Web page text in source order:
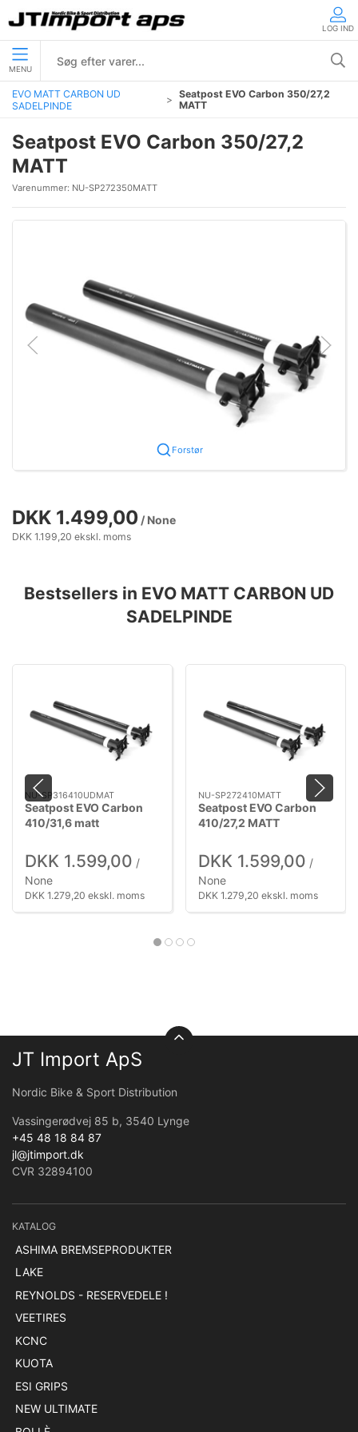
LOG IND
MENU
EVO MATT CARBON UD
SADELPINDE
Seatpost EVO Carbon 350/27,2
MATT
Seatpost EVO Carbon 350/27,2
MATT
Varenummer: NU-SP272350MATT
Forstør
DKK 1.499,00 / None
DKK 1.199,20 ekskl. moms
Bestsellers in EVO MATT CARBON UD
SADELPINDE
NU-SP316410UDMAT
Seatpost EVO Carbon
410/31,6 matt
DKK 1.599,00 /
None
DKK 1.279,20 ekskl. moms
NU-SP272410MATT
Seatpost EVO Carbon
410/27,2 MATT
DKK 1.599,00 /
None
DKK 1.279,20 ekskl. moms
JT Import ApS
Nordic Bike & Sport Distribution
Vassingerødvej 85 b, 3540 Lynge
+45 48 18 84 87
jl@jtimport.dk
CVR 32894100
KATALOG
ASHIMA BREMSEPRODUKTER
LAKE
REYNOLDS - RESERVEDELE !
VEETIRES
KCNC
KUOTA
ESI GRIPS
NEW ULTIMATE